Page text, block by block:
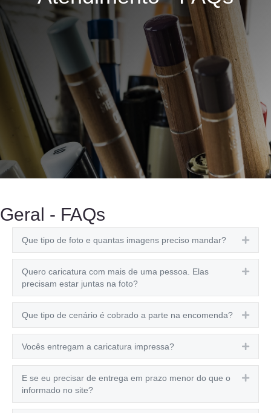
Geral - FAQs
Que tipo de foto e quantas imagens preciso mandar?
Quero caricatura com mais de uma pessoa. Elas
precisam estar juntas na foto?
Que tipo de cenário é cobrado a parte na encomenda?
Vocês entregam a caricatura impressa?
E se eu precisar de entrega em prazo menor do que o
informado no site?